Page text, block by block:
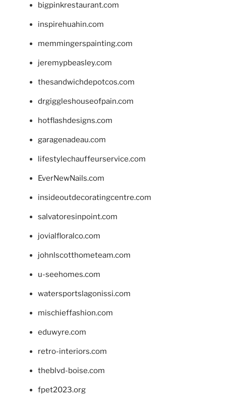
bigpinkrestaurant.com
inspirehuahin.com
memmingerspainting.com
jeremypbeasley.com
thesandwichdepotcos.com
drgiggleshouseofpain.com
hotflashdesigns.com
garagenadeau.com
lifestylechauffeurservice.com
EverNewNails.com
insideoutdecoratingcentre.com
salvatoresinpoint.com
jovialfloralco.com
johnlscotthometeam.com
u-seehomes.com
watersportslagonissi.com
mischieffashion.com
eduwyre.com
retro-interiors.com
theblvd-boise.com
fpet2023.org